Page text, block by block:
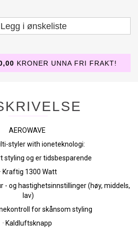
Legg i ønskeliste
KRONER UNNA FRI FRAKT!
AEROWAVE
styler with ioneteknologi:
styling og er tidsbesparende
· Kraftig 1300 Watt
- og hastighetsinnstillinger (høy, middels,
lav)
for skånsom styling
· Kaldluftsknapp